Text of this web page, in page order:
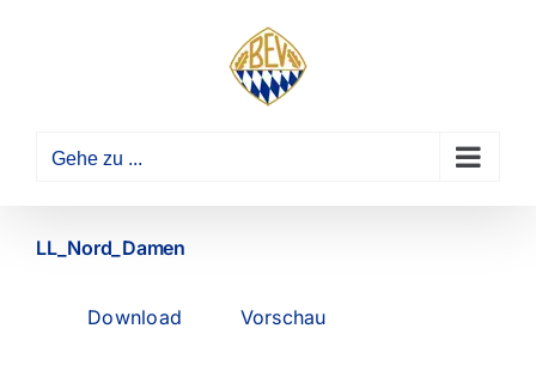
Gehe zu ...
LL_Nord_Damen
Download Vorschau